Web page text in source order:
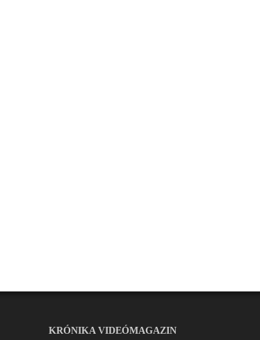
KRÓNIKA VIDEÓMAGAZIN